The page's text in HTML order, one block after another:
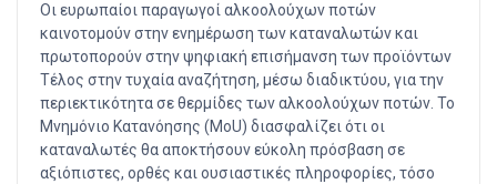
Οι ευρωπαίοι παραγωγοί αλκοολούχων ποτών
καινοτομούν στην ενημέρωση των καταναλωτών και
πρωτοπορούν στην ψηφιακή επισήμανση των προϊόντων
Τέλος στην τυχαία αναζήτηση, μέσω διαδικτύου, για την
περιεκτικότητα σε θερμίδες των αλκοολούχων ποτών. Το
Μνημόνιο Κατανόησης (MoU) διασφαλίζει ότι οι
καταναλωτές θα αποκτήσουν εύκολη πρόσβαση σε
αξιόπιστες, ορθές και ουσιαστικές πληροφορίες, τόσο